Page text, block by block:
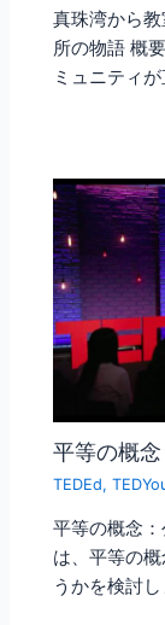
真珠湾から
所の物語 概
ミュニティ
平等の概
TEDEd,
平等の概念
は、平等の
うかを検討